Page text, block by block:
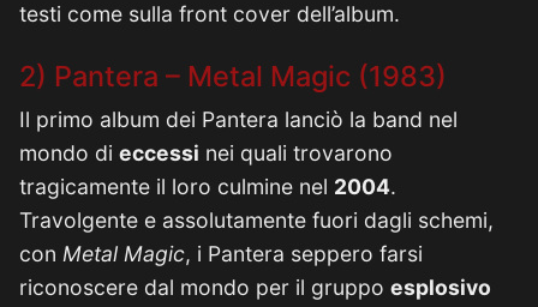
testi come sulla front cover dell’album.
2) Pantera – Metal Magic (1983)
Il primo album dei Pantera lanciò la band nel
mondo di eccessi nei quali trovarono
tragicamente il loro culmine nel 2004.
Travolgente e assolutamente fuori dagli schemi,
con Metal Magic, i Pantera seppero farsi
riconoscere dal mondo per il gruppo esplosivo